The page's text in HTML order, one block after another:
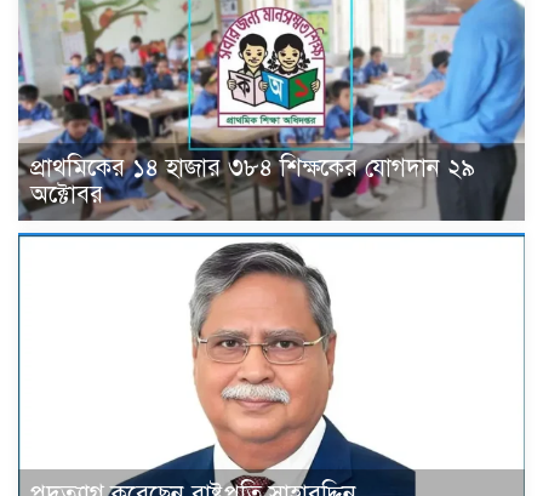
প্রাথমিকের ১৪ হাজার ৩৮৪ শিক্ষকের যোগদান ২৯
অক্টোবর